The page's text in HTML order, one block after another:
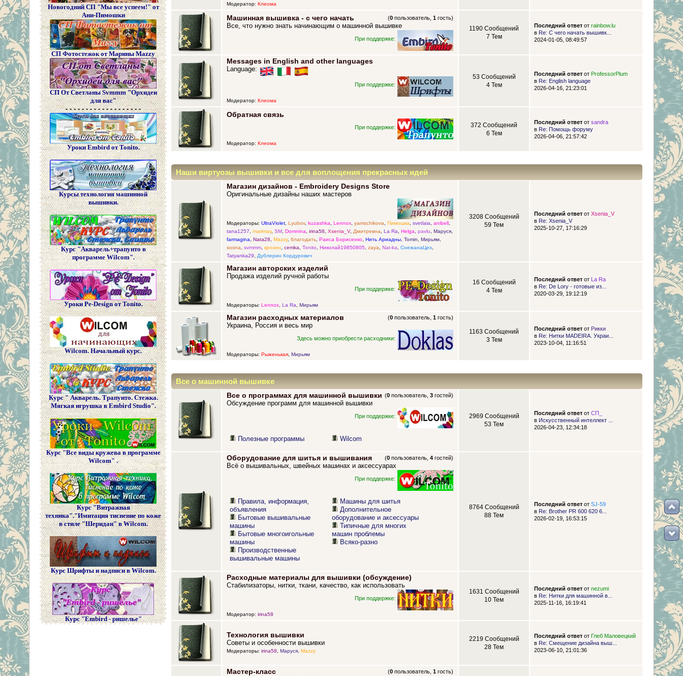
Новогодний СП "Мы все успеем!" от
Ани-Пимошки
СП Фотостежок от Марины Mazzy
СП От Светланы Svmmm "Орхидеи
для вас"
- - - - - - - - - - - - - - - - - - -
Уроки Embird от Tonito.
Курсы технология машинной
вышивки.
Курс "Акварель+трапунто в
программе Wilcom".
Уроки Pe-Design от Tonito.
Wilcom. Начальный курс.
Курс " Акварель. Трапунто. Стежка.
Мягкая игрушка в Embird Studio".
Курс "Все виды кружева в программе
Wilcom" .
Курс "Витражная
техника"."Имитация тиснение по коже
в стиле "Шеридан" в Wilcom.
Курс Шрифты и надписи в Wilcom.
Курс "Embird - ришелье"
Модератор: Клеома
Машинная вышивка - с чего начать (0 пользователь,1 гость)
Все, что нужно знать начинающим о машинной вышивке
При поддержке:
1190 Сообщений
7 Тем
Последний ответот rainbow.lu
в Re: С чего начать вышивк...
2024-01-05, 08:49:57
Messages in English and other languages
Language:
При поддержке:
Модератор: Клеома
53 Сообщений
4 Тем
Последний ответот ProfessorPlum
в Re: English language
2026-04-16, 21:23:01
Обратная связь
При поддержке:
Модератор: Клеома
372 Сообщений
6 Тем
Последний ответот sandra
в Re: Помощь форуму
2026-04-06, 21:57:42
Наши виртуозы вышивки и все для воплощения прекрасных идей
Магазин дизайнов - Embroidery Designs Store
Оригинальные дизайны наших мастеров
Модераторы: UltraViolet, Lyubov, kuzashka, Lennox, yamschikova, Пимошка, svetlaia, anibell,
tana1257, marimay, SM, Domnina, irina58, Xsenia_V, Дмитревна, La Ra, Helga, pavlu, Маруся,
farmagina, Nata28, Mazzy, благодать, Раиса Борисенко, Нить Ариадны, Tomin, Мирьям,
sosna, svmmm, крохин, cemka, Tonito, Николай19850805, zaya, Nat-ka, СнежанаЦех,
Tatyanka29, Дублерин Кордурович
3208 Сообщений
59 Тем
Последний ответот Xsenia_V
в Re: Xsenia_V
2025-10-27, 17:16:29
Магазин авторских изделий
Продажа изделий ручной работы
При поддержке:
Модераторы: Lennox, La Ra, Мирьям
16 Сообщений
4 Тем
Последний ответот
La Ra
в Re: De Lory - готовые из...
2020-03-29, 19:12:19
Магазин расходных материалов (0 пользователь,1 гость)
Украина, Россия и весь мир
Здесь можно приобрести расходники:
Модераторы: Рыженькая, Мирьям
1163 Сообщений
3 Тем
Последний ответот Рикки
в Re: Нитки MADEIRA. Украи...
2023-10-04, 11:16:51
Все о машинной вышивке
Все о программах для машинной вышивки (0 пользователь,3 гостей)
Обсуждение программ для машинной вышивки
При поддержке:
Полезные программы Wilcom
2969 Сообщений
53 Тем
Последний ответот СП_
в Искусственный интеллект ...
2026-04-23, 12:34:18
Оборудование для шитья и вышивания (0 пользователь,4 гостей)
Всё о вышивальных, швейных машинах и аксессуарах
При поддержке:
Правила, информация,
объявления
Бытовые вышивальные
машины
Бытовые многоигольные
машины
Производственные
вышивальные машины
Машины для шитья
Дополнительное
оборудование и аксессуары
Типичные для многих
машин проблемы
Всяко-разно
8764 Сообщений
88 Тем
Последний ответот SJ-59
в Re: Brother PR 600 620 6...
2026-02-19, 16:53:15
Расходные материалы для вышивки (обсуждение)
Стабилизаторы, нитки, ткани, качество, как использовать
При поддержке:
Модератор: irina58
1631 Сообщений
10 Тем
Последний ответот nezumi
в Re: Нитки для машинной в...
2025-11-16, 16:19:41
Технология вышивки
Советы и особенности вышивки
Модераторы: irina58, Маруся, Mazzy
2219 Сообщений
28 Тем
Последний ответот Глеб Маловецкий
в Re: Смещение дизайна выш...
2023-06-10, 21:01:36
Мастер-класс (0 пользователь,1 гость)